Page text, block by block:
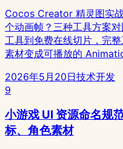
Cocos Creator 精灵图实
个动画帧？三种工具方案
工具到免费在线切片，完
素材变成可播放的
2026年5月20日技术开发
9
小游戏 UI 资源命名规
标、角色素材